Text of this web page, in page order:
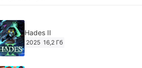
Hades II
2025 16,2 Гб